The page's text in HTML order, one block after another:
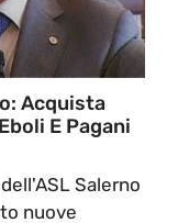
Acquista
E Pagani
Salerno
nuove